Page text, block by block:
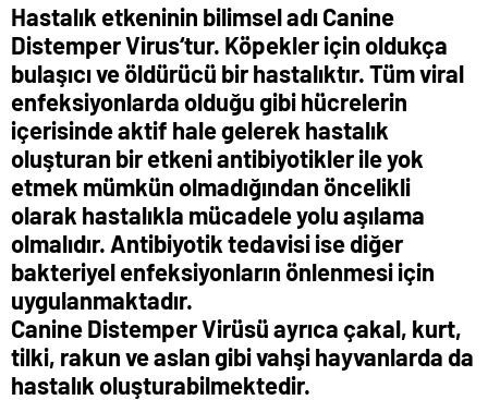
Hastalık etkeninin bilimsel adı Canine
Distemper Virus‘tur. Köpekler için oldukça
bulaşıcı ve öldürücü bir hastalıktır. Tüm viral
enfeksiyonlarda olduğu gibi hücrelerin
içerisinde aktif hale gelerek hastalık
oluşturan bir etkeni antibiyotikler ile yok
etmek mümkün olmadığından öncelikli
olarak hastalıkla mücadele yolu aşılama
olmalıdır. Antibiyotik tedavisi ise diğer
bakteriyel enfeksiyonların önlenmesi için
uygulanmaktadır.
Canine Distemper Virüsü ayrıca çakal, kurt,
tilki, rakun ve aslan gibi vahşi hayvanlarda da
hastalık oluşturabilmektedir.